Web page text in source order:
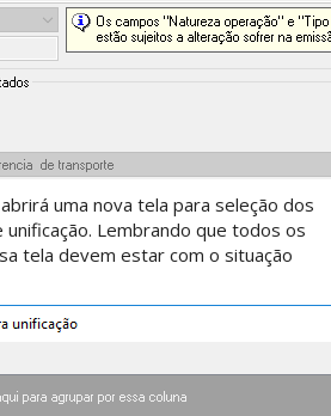
uma nova tela para seleção dos
Lembrando que todos os
tela devem estar com o situação